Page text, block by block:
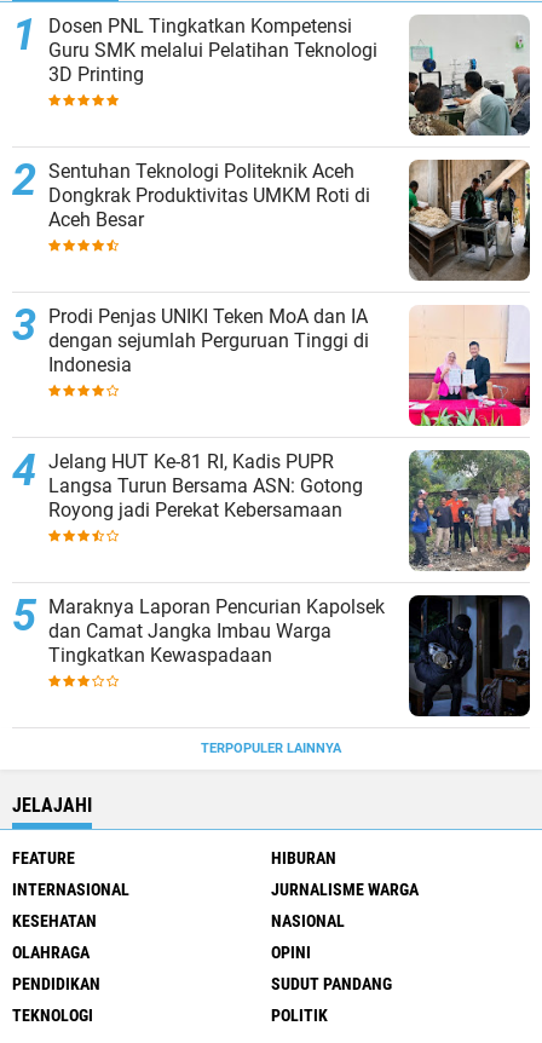
Dosen PNL Tingkatkan Kompetensi
Guru SMK melalui Pelatihan Teknologi
3D Printing
Sentuhan Teknologi Politeknik Aceh
Dongkrak Produktivitas UMKM Roti di
Aceh Besar
Prodi Penjas UNIKI Teken MoA dan IA
dengan sejumlah Perguruan Tinggi di
Indonesia
Jelang HUT Ke-81 RI, Kadis PUPR
Langsa Turun Bersama ASN: Gotong
Royong jadi Perekat Kebersamaan
Maraknya Laporan Pencurian Kapolsek
dan Camat Jangka Imbau Warga
Tingkatkan Kewaspadaan
TERPOPULER LAINNYA
JELAJAHI
FEATURE
HIBURAN
INTERNASIONAL
JURNALISME WARGA
KESEHATAN
NASIONAL
OLAHRAGA
OPINI
PENDIDIKAN
SUDUT PANDANG
TEKNOLOGI
POLITIK